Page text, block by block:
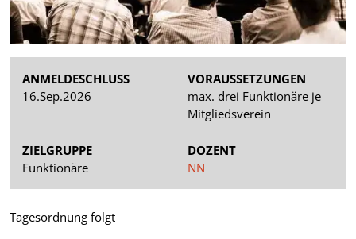
ANMELDESCHLUSS
16.Sep.2026
VORAUSSETZUNGEN
max. drei Funktionäre je
Mitgliedsverein
ZIELGRUPPE
Funktionäre
DOZENT
NN
Tagesordnung folgt